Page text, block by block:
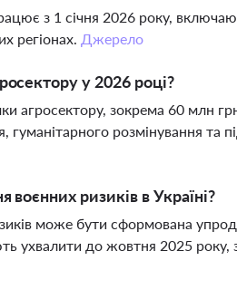
з 1 січня 2026 року,
регіонах. Джерело
у 2026 році?
агросектору, зокрема 60 млн
розмінування та
воєнних ризиків в Україні?
може бути сформована
ухвалити до жовтня 2025 року,